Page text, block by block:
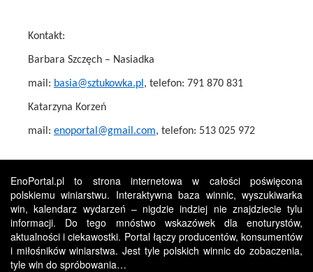
Kontakt:
Barbara Szczęch – Nasiadka
mail: basia@sztukowka.pl , telefon: 791 870 831
Katarzyna Korzeń
mail: enoportal@gmail.com, telefon: 513 025 972
EnoPortal.pl to strona internetowa w całości poświęcona
polskiemu winiarstwu. Interaktywna baza winnic, wyszukiwarka
win, kalendarz wydarzeń – nigdzie indziej nie znajdziecie tylu
informacji. Do tego mnóstwo wskazówek dla enoturystów,
aktualności i ciekawostki. Portal łączy producentów, konsumentów
i miłośników winiarstwa. Jest tyle polskich winnic do zobaczenia,
tyle win do spróbowania…